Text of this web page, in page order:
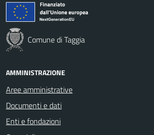
Comune di Taggia
AMMINISTRAZIONE
Aree amministrative
Documenti e dati
Enti e fondazioni